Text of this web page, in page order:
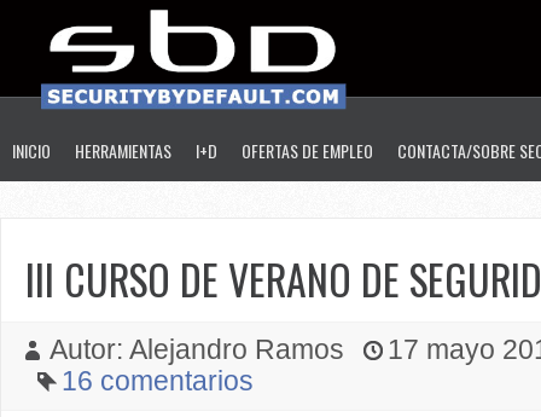
INICIO HERRAMIENTAS I+D OFERTAS DE EMPLEO CONTACTA/SOBRE
III CURSO DE VERANO DE
Autor: Alejandro Ramos
17 mayo
16 comentarios